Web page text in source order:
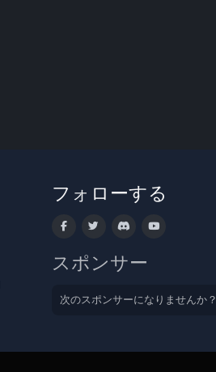
フォローする
スポンサー
次のスポンサーになりませんか？